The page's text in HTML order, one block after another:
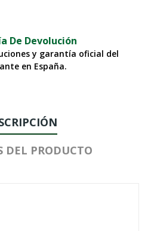
De Devolución
y garantía oficial del
en España.
DEL PRODUCTO